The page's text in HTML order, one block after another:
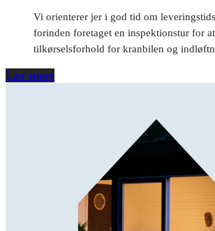
Vi orienterer jer i god tid om
forinden foretaget en inspektionstur for
tilkørselsforhold for kranbilen og
Lær mere